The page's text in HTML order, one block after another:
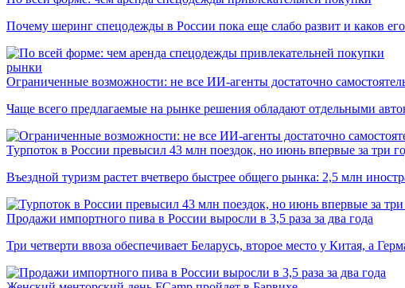
Почему шеринг спецодежды в России пока еще слабо развит и каков
рынки
Ограниченные возможности: не все ИИ-агенты достаточно
Чаще всего предлагаемые на рынке решения обладают отдельными
Турпоток в России превысил 43 млн поездок, но июнь впервые за три
Въездной туризм растет вчетверо быстрее общего рынка: 2,5 млн
Продажи импортного пива в России выросли в 3,5 раза за два года
Три четверти ввоза обеспечивает Беларусь, второе место у Китая, а